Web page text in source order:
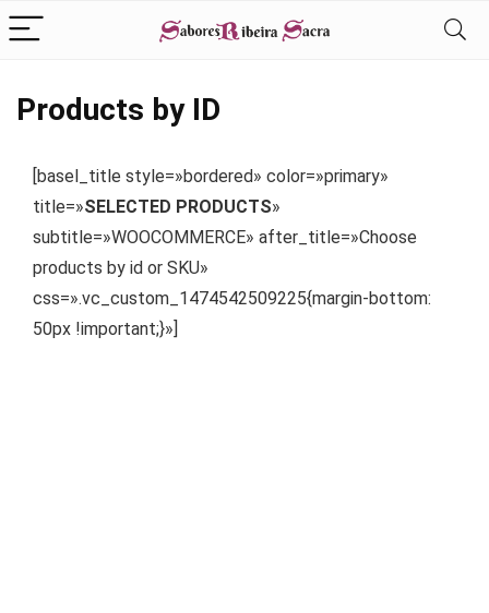
Products by ID
[basel_title style=»bordered» color=»primary»
title=»SELECTED PRODUCTS»
subtitle=»WOOCOMMERCE» after_title=»Choose
products by id or SKU»
css=».vc_custom_1474542509225{margin-bottom:
50px !important;}»]